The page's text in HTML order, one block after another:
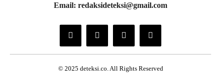
Email: redaksideteksi@gmail.com
© 2025 deteksi.co. All Rights Reserved